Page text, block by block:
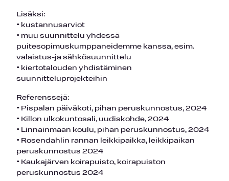
Lisäksi:
• kustannusarviot
• muu suunnittelu yhdessä
puitesopimuskumppaneidemme kanssa, esim.
valaistus-ja sähkösuunnittelu
• kiertotalouden yhdistäminen
suunnitteluprojekteihin
Referenssejä:
• Pispalan päiväkoti, pihan peruskunnostus, 2024
• Killon ulkokuntosali, uudiskohde, 2024
• Linnainmaan koulu, pihan peruskunnostus, 2024
• Rosendahlin rannan leikkipaikka, leikkipaikan
peruskunnostus 2024
• Kaukajärven koirapuisto, koirapuiston
peruskunnostus 2024